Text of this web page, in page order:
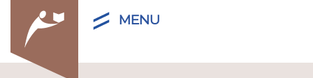
MENU